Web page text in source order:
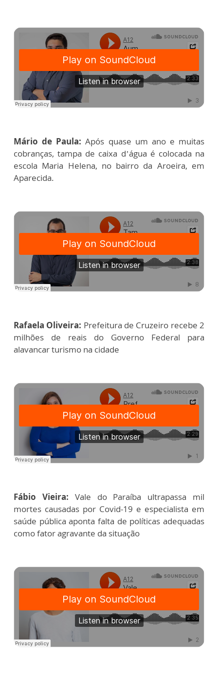
Mário de Paula:Após quase um ano e muitas
cobranças, tampa de caixa d’água é colocada na
escola Maria Helena, no bairro da Aroeira, em
Aparecida.
Rafaela Oliveira: Prefeitura de Cruzeiro recebe 2
milhões de reais do Governo Federal para
alavancar turismo na cidade
Fábio Vieira: Vale do Paraíba ultrapassa mil
mortes causadas por Covid-19 e especialista em
saúde pública aponta falta de políticas adequadas
como fator agravante da situação